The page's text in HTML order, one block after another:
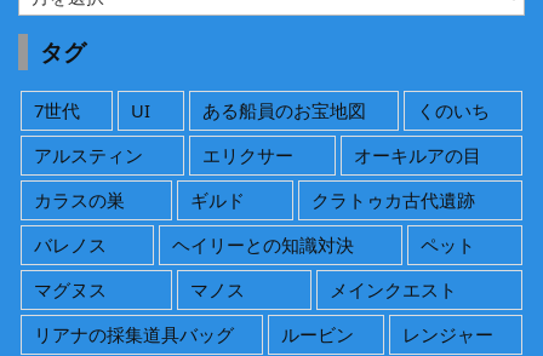
ー
カ
イ
ブ
タグ
7世代 UI ある船員のお宝地図
くのいち
アルスティン
エリクサー
オーキルアの目
カラスの巣
ギルド
クラトゥカ古代遺跡
バレノス
ヘイリーとの知識対決
ペット
マグヌス
マノス
メインクエスト
リアナの採集道具バッグ
ルービン
レンジャー